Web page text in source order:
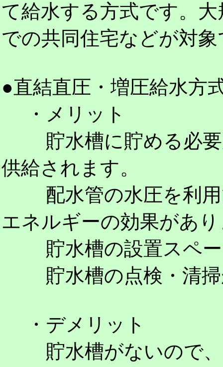
て給水する方式です。
での共同住宅などが対
●直結直圧・増圧給水方
・メリット
貯水槽に貯める必要
供給されます。
配水管の水圧を利用
エネルギーの効果があ
貯水槽の設置スペー
貯水槽の点検・清掃
・デメリット
貯水槽がないので、